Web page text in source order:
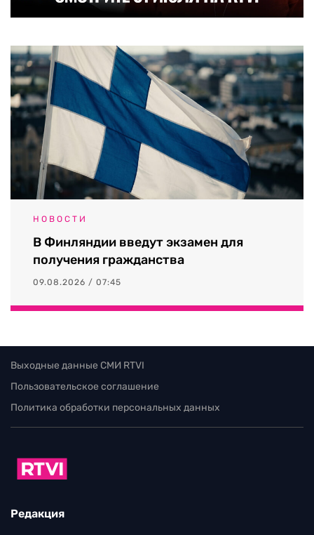
НОВОСТИ
В Финляндии введут экзамен для
получения гражданства
09.08.2026 / 07:45
Выходные данные СМИ RTVI
Пользовательское соглашение
Политика обработки персональных данных
Редакция